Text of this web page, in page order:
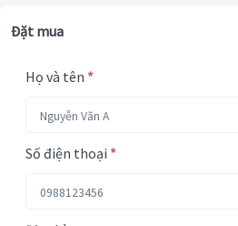
Đặt mua
Họ và tên *
Số điện thoại *